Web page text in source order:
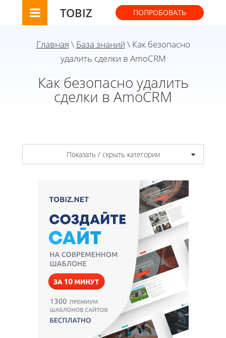
TOBIZ ПОПРОБОВАТЬ
Главная \ База знаний \ Как безопасно
удалить сделки в AmoCRM
Как безопасно удалить
сделки в AmoCRM
Показать / скрыть категории